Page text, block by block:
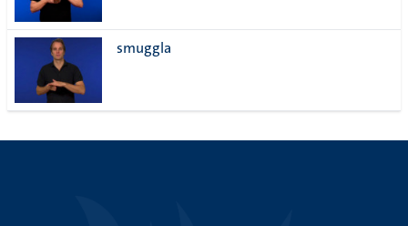
smuggla